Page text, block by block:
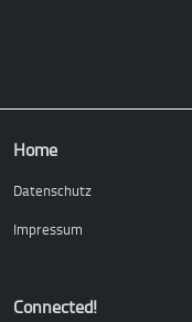
Home
Datenschutz
Impressum
Connected!